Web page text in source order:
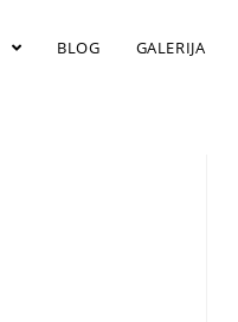
BLOG GALERIJA